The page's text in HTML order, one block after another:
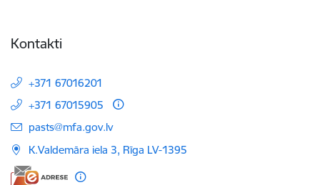
Kontakti
+371 67016201
+371 67015905
E-pasts:
pasts@mfa.gov.lv
K.Valdemāra iela 3, Rīga LV-1395